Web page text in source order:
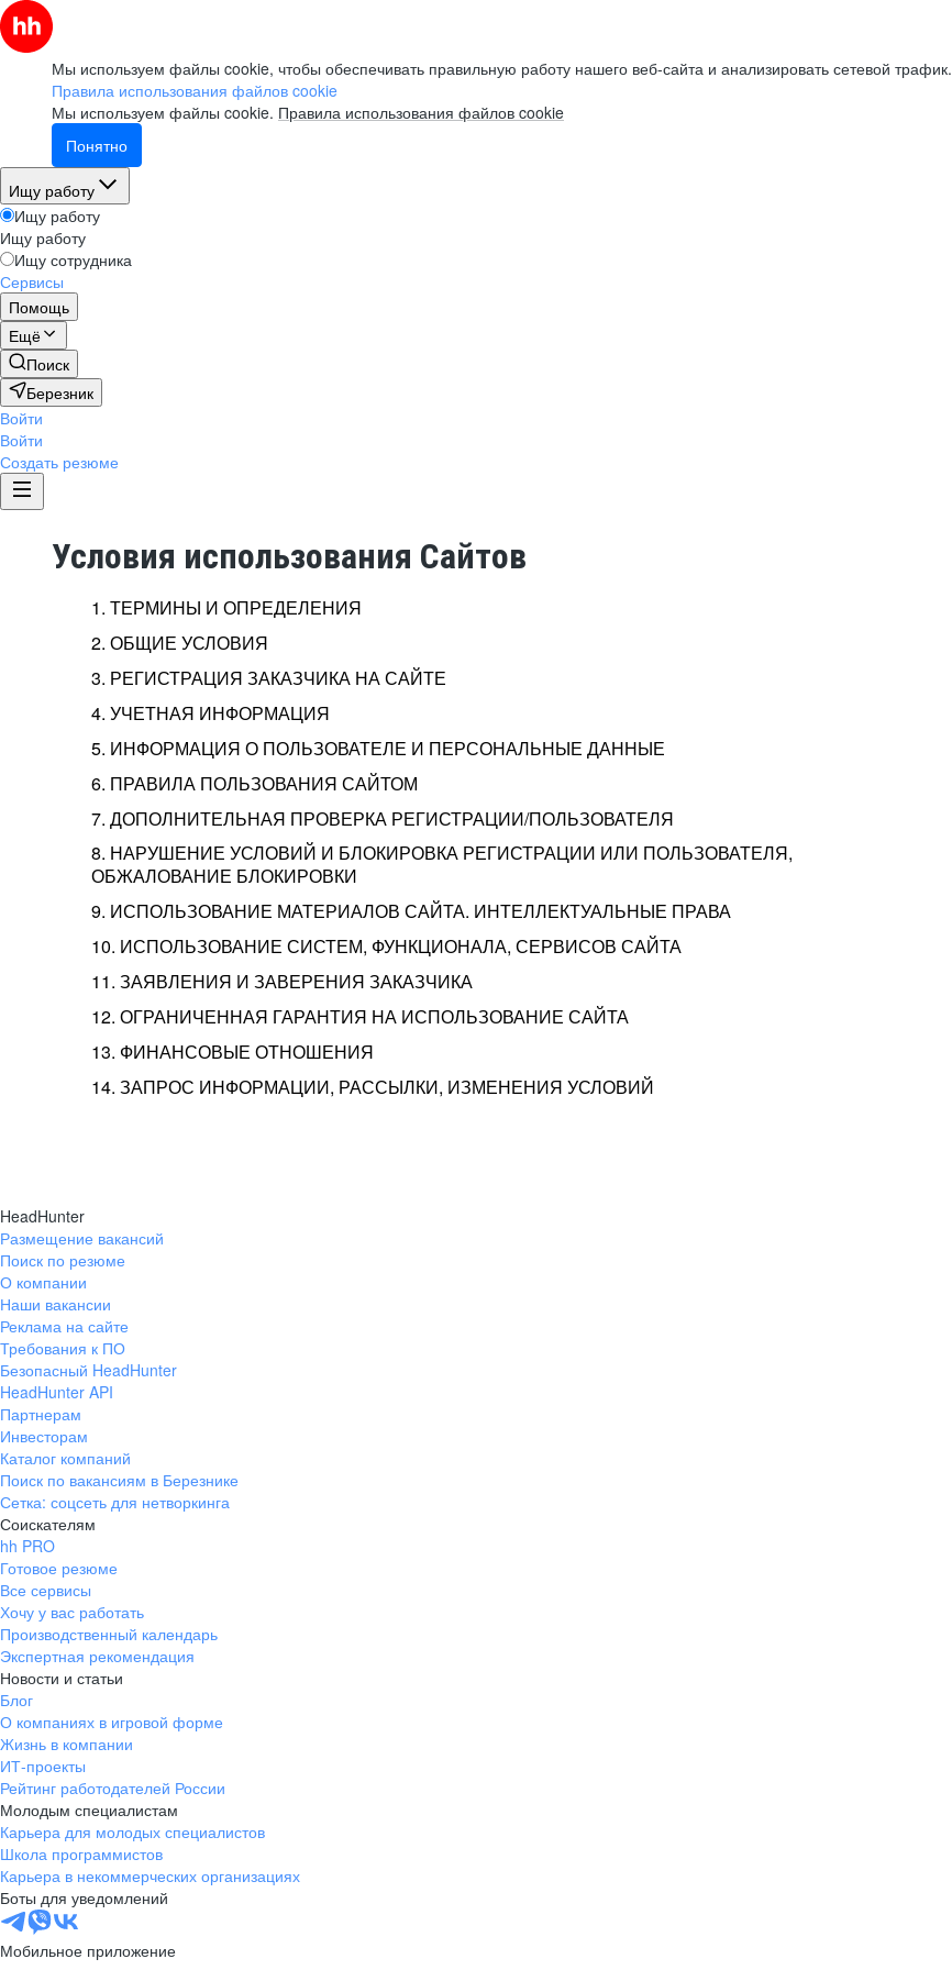
Мы используем файлы cookie, чтобы обеспечивать правильную работу нашего веб-сайта и анализировать сетевой трафик.
Правила использования файлов cookie
Мы используем файлы cookie. Правила использования файлов cookie
Понятно
Ищу работу
Ищу работу
Ищу работу
Ищу сотрудника
Сервисы
Помощь
Ещё
Поиск
Березник
Войти
Войти
Создать резюме
Условия использования Сайтов
1. ТЕРМИНЫ И ОПРЕДЕЛЕНИЯ
2. ОБЩИЕ УСЛОВИЯ
3. РЕГИСТРАЦИЯ ЗАКАЗЧИКА НА САЙТЕ
4. УЧЕТНАЯ ИНФОРМАЦИЯ
5. ИНФОРМАЦИЯ О ПОЛЬЗОВАТЕЛЕ И ПЕРСОНАЛЬНЫЕ ДАННЫЕ
6. ПРАВИЛА ПОЛЬЗОВАНИЯ САЙТОМ
7. ДОПОЛНИТЕЛЬНАЯ ПРОВЕРКА РЕГИСТРАЦИИ/ПОЛЬЗОВАТЕЛЯ
8. НАРУШЕНИЕ УСЛОВИЙ И БЛОКИРОВКА РЕГИСТРАЦИИ ИЛИ ПОЛЬЗОВАТЕЛЯ,
ОБЖАЛОВАНИЕ БЛОКИРОВКИ
9. ИСПОЛЬЗОВАНИЕ МАТЕРИАЛОВ САЙТА. ИНТЕЛЛЕКТУАЛЬНЫЕ ПРАВА
10. ИСПОЛЬЗОВАНИЕ СИСТЕМ, ФУНКЦИОНАЛА, СЕРВИСОВ САЙТА
11. ЗАЯВЛЕНИЯ И ЗАВЕРЕНИЯ ЗАКАЗЧИКА
12. ОГРАНИЧЕННАЯ ГАРАНТИЯ НА ИСПОЛЬЗОВАНИЕ САЙТА
13. ФИНАНСОВЫЕ ОТНОШЕНИЯ
14. ЗАПРОС ИНФОРМАЦИИ, РАССЫЛКИ, ИЗМЕНЕНИЯ УСЛОВИЙ
HeadHunter
Размещение вакансий
Поиск по резюме
О компании
Наши вакансии
Реклама на сайте
Требования к ПО
Безопасный HeadHunter
HeadHunter API
Партнерам
Инвесторам
Каталог компаний
Поиск по вакансиям в Березнике
Сетка: соцсеть для нетворкинга
Соискателям
hh PRO
Готовое резюме
Все сервисы
Хочу у вас работать
Производственный календарь
Экспертная рекомендация
Новости и статьи
Блог
О компаниях в игровой форме
Жизнь в компании
ИТ-проекты
Рейтинг работодателей России
Молодым специалистам
Карьера для молодых специалистов
Школа программистов
Карьера в некоммерческих организациях
Боты для уведомлений
Мобильное приложение